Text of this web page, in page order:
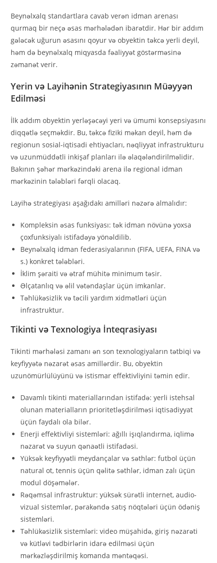
Beynəlxalq standartlara cavab verən idman arenası
qurmaq bir neçə əsas mərhələdən ibarətdir. Hər bir addım
gələcək uğurun əsasını qoyur və obyektin təkcə yerli deyil,
həm də beynəlxalq miqyasda fəaliyyət göstərməsinə
zəmanət verir.
Yerin və Layihənin Strategiyasının Müəyyən
Edilməsi
İlk addım obyektin yerləşəcəyi yeri və ümumi konsepsiyasını
diqqətlə seçməkdir. Bu, təkcə fiziki məkan deyil, həm də
regionun sosial-iqtisadi ehtiyacları, nəqliyyat infrastrukturu
və uzunmüddətli inkişaf planları ilə əlaqələndirilməlidir.
Bakının şəhər mərkəzindəki arena ilə regional idman
mərkəzinin tələbləri fərqli olacaq.
Layihə strategiyası aşağıdakı amilləri nəzərə almalıdır:
Kompleksin əsas funksiyası: tək idman növünə yoxsa
çoxfunksiyalı istifadəyə yönəldilib.
Beynəlxalq idman federasiyalarının (FIFA, UEFA, FINA və
s.) konkret tələbləri.
İklim şəraiti və ətraf mühitə minimum təsir.
Əlçatanlıq və əlil vətəndaşlar üçün imkanlar.
Təhlükəsizlik və təcili yardım xidmətləri üçün
infrastruktur.
Tikinti və Texnologiya İnteqrasiyası
Tikinti mərhələsi zamanı ən son texnologiyaların tətbiqi və
keyfiyyətə nəzarət əsas amillərdir. Bu, obyektin
uzunömürlülüyünü və istismar effektivliyini təmin edir.
Davamlı tikinti materiallarından istifadə: yerli istehsal
olunan materialların prioritetləşdirilməsi iqtisadiyyat
üçün faydalı ola bilər.
Enerji effektivliyi sistemləri: ağıllı işıqlandırma, iqlimə
nəzarət və suyun qənaətli istifadəsi.
Yüksək keyfiyyətli meydançalar və səthlər: futbol üçün
natural ot, tennis üçün qəlitə səthlər, idman zalı üçün
modul döşəmələr.
Rəqəmsal infrastruktur: yüksək sürətli internet, audio-
vizual sistemlər, pərakəndə satış nöqtələri üçün ödəniş
sistemləri.
Təhlükəsizlik sistemləri: video müşahidə, giriş nəzarəti
və kütləvi tədbirlərin idarə edilməsi üçün
mərkəzləşdirilmiş komanda məntəqəsi.